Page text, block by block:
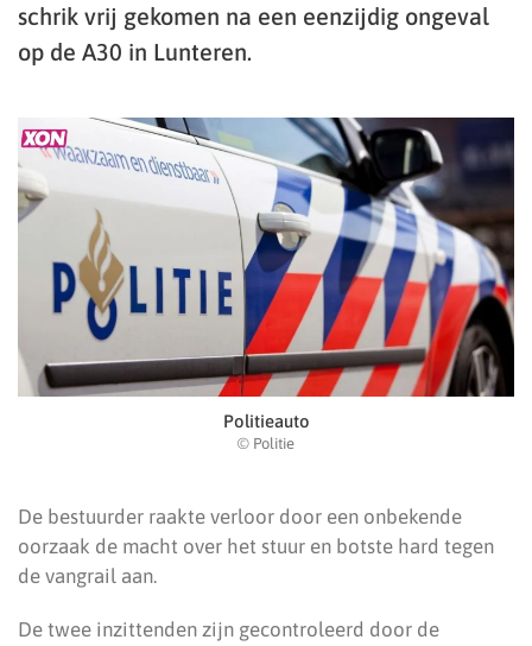
schrik vrij gekomen na een eenzijdig ongeval
op de A30 in Lunteren.
Politieauto
© Politie
De bestuurder raakte verloor door een onbekende
oorzaak de macht over het stuur en botste hard tegen
de vangrail aan.
De twee inzittenden zijn gecontroleerd door de